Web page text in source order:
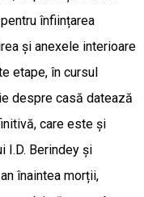
înființarea
şi anexele interioare
etape, în cursul
despre casă datează
care este şi
I.D. Berindey şi
înaintea morții,